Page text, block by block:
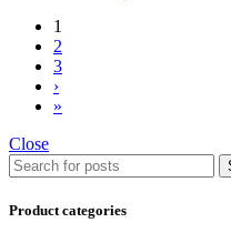
1
2
3
›
»
Close
Product categories